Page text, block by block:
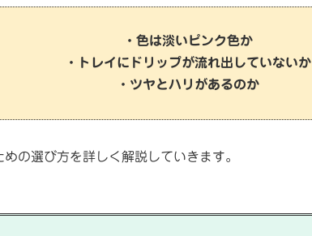
・色は淡いピンク色か
・トレイにドリップが流れ出していないか
・ツヤとハリがあるのか
の選び方を詳しく解説していきます。